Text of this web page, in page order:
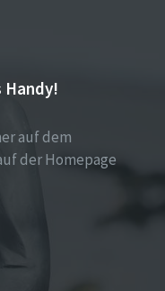
Handy!
auf dem
der Homepage